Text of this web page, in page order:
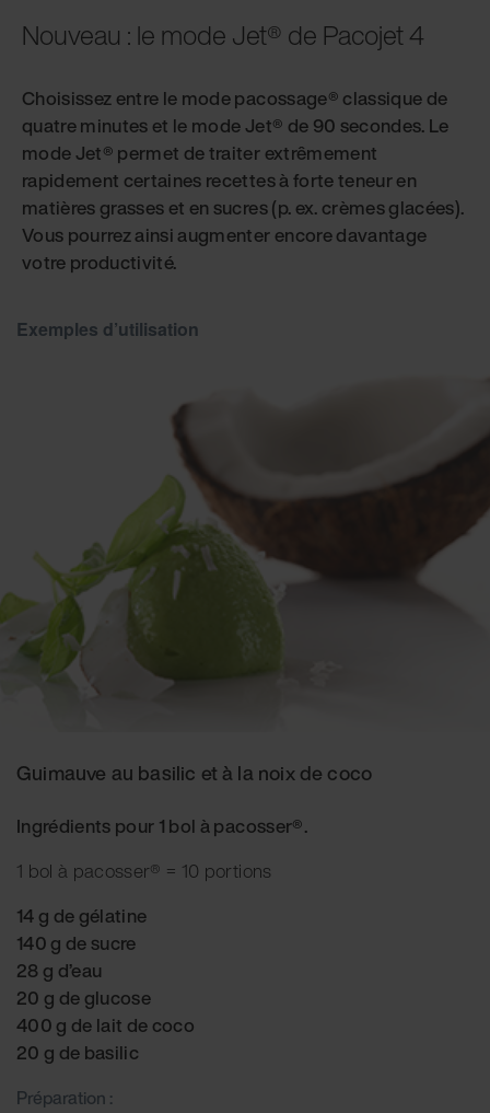
Nouveau : le mode Jet® de Pacojet 4
Choisissez entre le mode pacossage® classique de
quatre minutes et le mode Jet® de 90 secondes. Le
mode Jet® permet de traiter extrêmement
rapidement certaines recettes à forte teneur en
matières grasses et en sucres (p. ex. crèmes glacées).
Vous pourrez ainsi augmenter encore davantage
votre productivité.
Exemples d’utilisation
Guimauve au basilic et à la noix de coco
Ingrédients pour 1 bol à pacosser®.
1 bol à pacosser® = 10 portions
14 g de gélatine
140 g de sucre
28 g d’eau
20 g de glucose
400 g de lait de coco
20 g de basilic
Préparation :